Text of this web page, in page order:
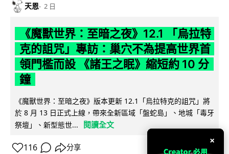
天恩 2 日
《魔獸世界：至暗之夜》12.1 「烏拉特
克的詛咒」專訪：巢穴不為提高世界首
領門檻而設 《諸王之眠》縮短約 10 分
鐘
《魔獸世界：至暗之夜》版本更新 12.1「烏拉特克的詛咒」將
於 8 月 13 日正式上線，帶來全新區域「盤蛇島」、地城「毒牙
祭壇」、新型態世...
閱讀全文
116 分享
×